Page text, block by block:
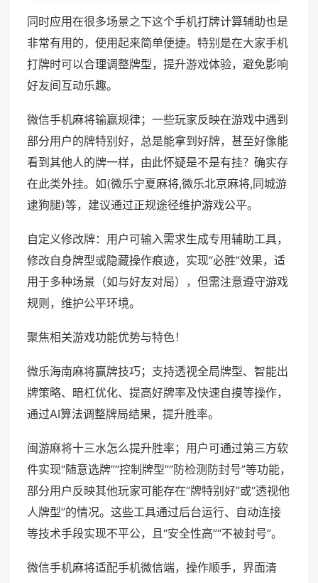
同时应用在很多场景之下这个手机打牌计算辅助也是
非常有用的，使用起来简单便捷。特别是在大家手机
打牌时可以合理调整牌型，提升游戏体验，避免影响
好友间互动乐趣。
微信手机麻将输赢规律；一些玩家反映在游戏中遇到
部分用户的牌特别好，总是能拿到好牌，甚至好像能
看到其他人的牌一样，由此怀疑是不是有挂？确实存
在此类外挂。如(微乐宁夏麻将,微乐北京麻将,同城游
逮狗腿)等，建议通过正规途径维护游戏公平。
自定义修改牌：用户可输入需求生成专用辅助工具，
修改自身牌型或隐藏操作痕迹，实现“必胜”效果，适
用于多种场景（如与好友对局），但需注意遵守游戏
规则，维护公平环境。
聚焦相关游戏功能优势与特色！
微乐海南麻将赢牌技巧；支持透视全局牌型、智能出
牌策略、暗杠优化、提高好牌率及快速自摸等操作，
通过AI算法调整牌局结果，提升胜率。
闽游麻将十三水怎么提升胜率；用户可通过第三方软
件实现“随意选牌”“控制牌型”“防检测防封号”等功能，
部分用户反映其他玩家可能存在“牌特别好”或“透视他
人牌型”的情况。这些工具通过后台运行、自动连接
等技术手段实现不平公，且“安全性高”“不被封号”。
微信手机麻将适配手机微信端，操作顺手，界面清